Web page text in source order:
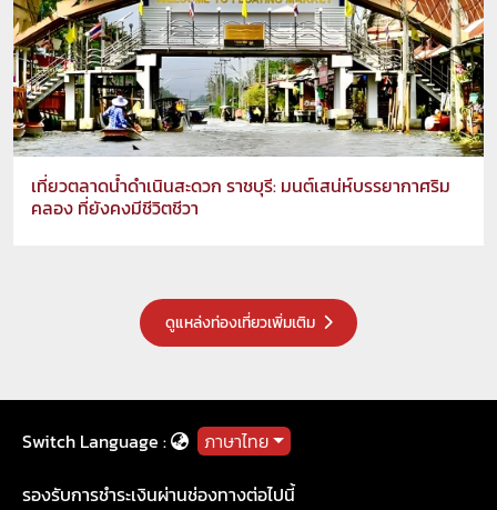
เที่ยวตลาดน้ำดำเนินสะดวก ราชบุรี: มนต์เสน่ห์บรรยากาศริม
คลอง ที่ยังคงมีชีวิตชีวา
ดูแหล่งท่องเที่ยวเพิ่มเติม
Switch Language :
ภาษาไทย
รองรับการชำระเงินผ่านช่องทางต่อไปนี้